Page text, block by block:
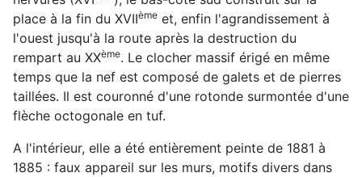
place à la fin du XVIIème et, enfin l'agrandissement à
l'ouest jusqu'à la route après la destruction du
rempart au XXème. Le clocher massif érigé en même
temps que la nef est composé de galets et de pierres
taillées. Il est couronné d'une rotonde surmontée d'une
flèche octogonale en tuf.
A l'intérieur, elle a été entièrement peinte de 1881 à
1885 : faux appareil sur les murs, motifs divers dans